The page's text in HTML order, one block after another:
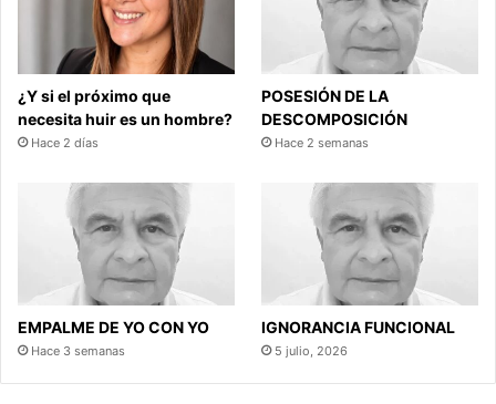
¿Y si el próximo que
necesita huir es un hombre?
Hace 2 días
POSESIÓN DE LA
DESCOMPOSICIÓN
Hace 2 semanas
EMPALME DE YO CON YO
Hace 3 semanas
IGNORANCIA FUNCIONAL
5 julio, 2026